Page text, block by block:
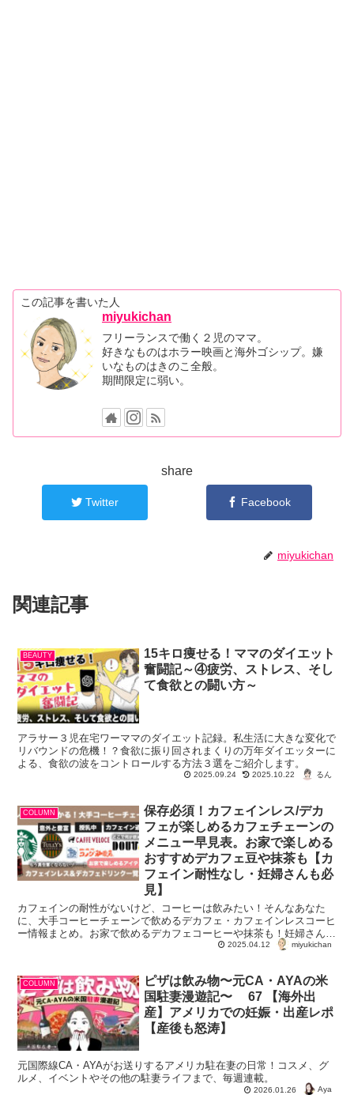
この記事を書いた人
miyukichan
フリーランスで働く２児のママ。
好きなものはホラー映画と海外ゴシップ。嫌
いなものはきのこ全般。
期間限定に弱い。
share
Twitter Facebook
miyukichan
関連記事
BEAUTY
15キロ痩せる！ママのダイエット
奮闘記～④疲労、ストレス、そし
て食欲との闘い方～
アラサー３児在宅ワーママのダイエット記録。私生活に大きな変化で
リバウンドの危機！？食欲に振り回されまくりの万年ダイエッターに
よる、食欲の波をコントロールする方法３選をご紹介します。
2025.09.24 2025.10.22 るん
COLUMN
保存必須！カフェインレス/デカ
フェが楽しめるカフェチェーンの
メニュー早見表。お家で楽しめる
おすすめデカフェ豆や抹茶も【カ
フェイン耐性なし・妊婦さんも必
見】
カフェインの耐性がないけど、コーヒーは飲みたい！そんなあなた
に、大手コーヒーチェーンで飲めるデカフェ・カフェインレスコーヒ
ー情報まとめ。お家で飲めるデカフェコーヒーや抹茶も！妊婦さんや
2025.04.12 miyukichan
COLUMN
ピザは飲み物〜元CA・AYAの米
国駐妻漫遊記〜 67 【海外出
産】アメリカでの妊娠・出産レポ
【産後も怒涛】
元国際線CA・AYAがお送りするアメリカ駐在妻の日常！コスメ、グ
ルメ、イベントやその他の駐妻ライフまで、毎週連載。
2026.01.26 Aya